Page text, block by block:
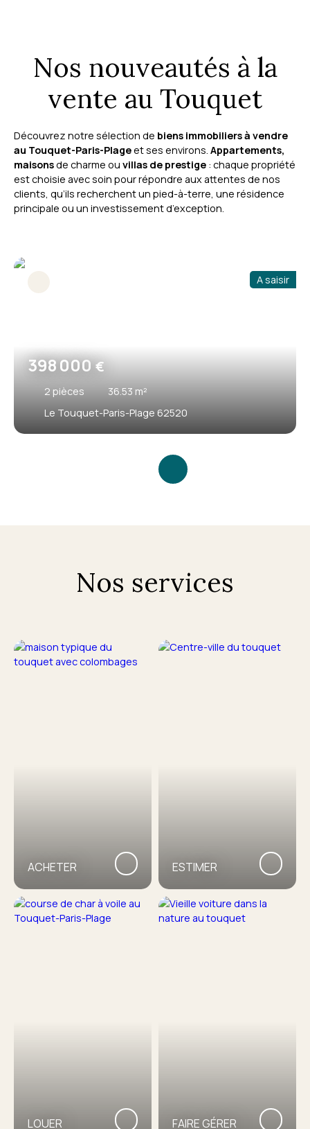
Nos nouveautés à la
vente au Touquet
Découvrez notre sélection de biens immobiliers à vendre
au Touquet-Paris-Plageet ses environs. Appartements,
maisonsde charme ou villas de prestige : chaque propriété
est choisie avec soin pour répondre aux attentes de nos
clients, qu’ils recherchent un pied-à-terre, une résidence
principale ou un investissement d’exception.
398 000€
2 pièces 36.53 m²
Le Touquet-Paris-Plage 62520
A saisir
Nos services
ACHETER ESTIMER
LOUER FAIRE GÉRER